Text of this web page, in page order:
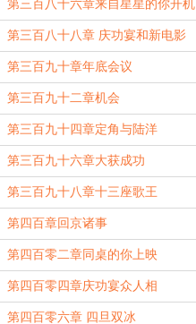
第三百八十六章来自星星的你开机
第三百八十八章 庆功宴和新电影
第三百九十章年底会议
第三百九十二章机会
第三百九十四章定角与陆洋
第三百九十六章大获成功
第三百九十八章十三座歌王
第四百章回京诸事
第四百零二章同桌的你上映
第四百零四章庆功宴众人相
第四百零六章 四旦双冰